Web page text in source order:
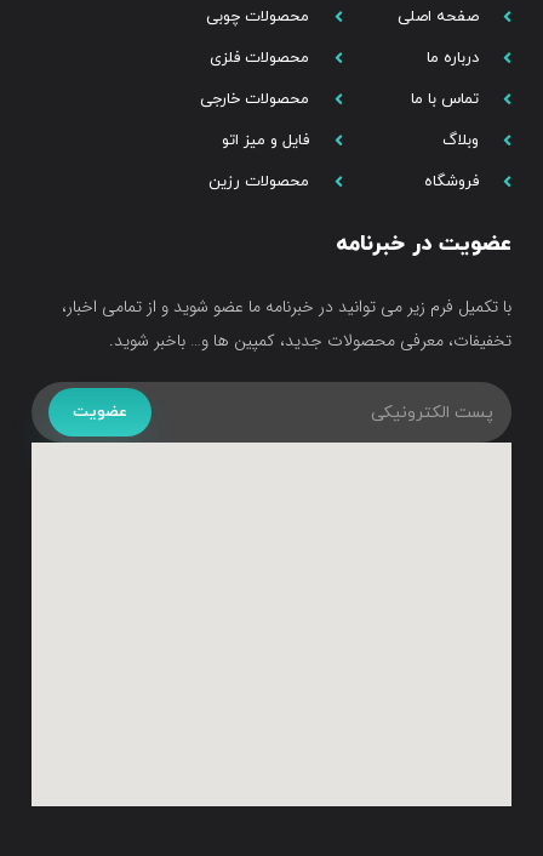
صفحه اصلی
درباره ما
تماس با ما
وبلاگ
فروشگاه
محصولات چوبی
محصولات فلزی
محصولات خارجی
فایل و میز اتو
محصولات رزین
عضویت در خبرنامه
با تکمیل فرم زیر می توانید در خبرنامه ما عضو شوید و از تمامی اخبار،
تخفیفات، معرفی محصولات جدید، کمپین ها و… باخبر شوید.
عضویت